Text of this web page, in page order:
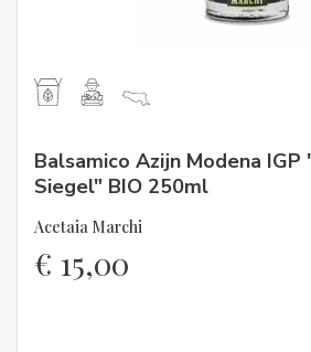
Balsamico Azijn Modena IGP
Siegel" BIO 250ml
Acetaia Marchi
€ 15,00